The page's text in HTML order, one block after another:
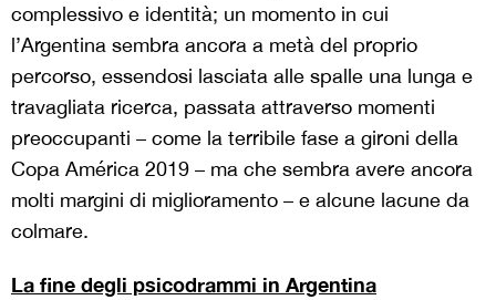
complessivo e identità; un momento in cui
l’Argentina sembra ancora a metà del proprio
percorso, essendosi lasciata alle spalle una lunga e
travagliata ricerca, passata attraverso momenti
preoccupanti – come la terribile fase a gironi della
Copa América 2019 – ma che sembra avere ancora
molti margini di miglioramento – e alcune lacune da
colmare.
La fine degli psicodrammi in Argentina